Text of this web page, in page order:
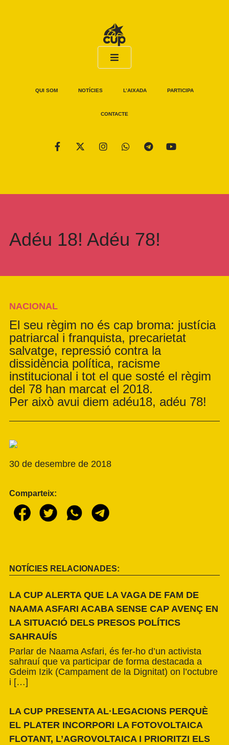
QUI SOM NOTÍCIES L’AIXADA PARTICIPA
CONTACTE
Adéu 18! Adéu 78!
NACIONAL
El seu règim no és cap broma: justícia
patriarcal i franquista, precarietat
salvatge, repressió contra la
dissidència política, racisme
institucional i tot el que sosté el règim
del 78 han marcat el 2018.
Per això avui diem adéu18, adéu 78!
30 de desembre de 2018
Comparteix:
NOTÍCIES RELACIONADES:
LA CUP ALERTA QUE LA VAGA DE FAM DE
NAAMA ASFARI ACABA SENSE CAP AVENÇ EN
LA SITUACIÓ DELS PRESOS POLÍTICS
SAHRAUÍS
Parlar de Naama Asfari, és fer-ho d’un activista
sahrauí que va participar de forma destacada a
Gdeim Izik (Campament de la Dignitat) on l’octubre
i […]
LA CUP PRESENTA AL·LEGACIONS PERQUÈ
EL PLATER INCORPORI LA FOTOVOLTAICA
FLOTANT, L’AGROVOLTAICA I PRIORITZI ELS